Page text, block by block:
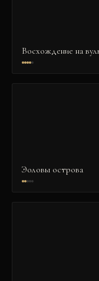
Восхождение на
Эоловы острова